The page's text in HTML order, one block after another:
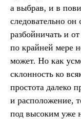
а выбрав, и в
следовательно
разбойничать и
по крайней мере
может. Но как
склонность ко
простота далеко
и расположение,
под высоким уже